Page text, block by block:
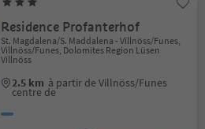
Residence Profanterhof
St. Magdalena/S. Maddalena - Villnöss/Funes,
Villnöss/Funes, Dolomites Region Lüsen
Villnöss
2.5 km à partir de Villnöss/Funes
centre de